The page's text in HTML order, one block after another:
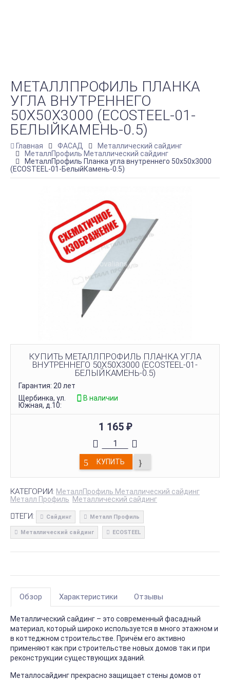
МЕТАЛЛПРОФИЛЬ ПЛАНКА
УГЛА ВНУТРЕННЕГО
50Х50Х3000 (ECOSTEEL-01-
БЕЛЫЙКАМЕНЬ-0.5)
Главная ФАСАД
Металлический сайдинг
МеталлПрофиль Металлический сайдинг
МеталлПрофиль Планка угла внутреннего 50х50х3000
(ECOSTEEL-01-БелыйКамень-0.5)
КУПИТЬ МЕТАЛЛПРОФИЛЬ ПЛАНКА УГЛА
ВНУТРЕННЕГО 50Х50Х3000 (ECOSTEEL-01-
БЕЛЫЙКАМЕНЬ-0.5)
Гарантия: 20 лет
Щербинка, ул.
Южная, д.10:
В наличии
1 165 ₽
КУПИТЬ
КАТЕГОРИИ: МеталлПрофиль Металлический сайдинг
Металл Профиль Металлический сайдинг
ТЕГИ: Сайдинг Металл Профиль
Металлический сайдинг ECOSTEEL
Обзор Характеристики Отзывы
Металлический сайдинг – это современный фасадный
материал, который широко используется в много этажном и
в коттеджном строительстве. Причём его активно
применяют как при строительстве новых домов так и при
реконструкции существующих зданий.
Металлосайдинг прекрасно защищает стены домов от